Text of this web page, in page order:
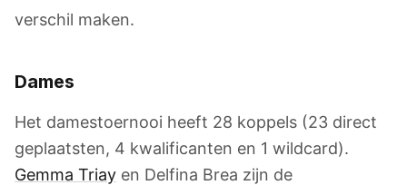
verschil maken.
Dames
Het damestoernooi heeft 28 koppels (23 direct
geplaatsten, 4 kwalificanten en 1 wildcard).
Gemma Triay en Delfina Brea zijn de